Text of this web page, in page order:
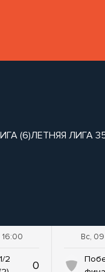
(6)ЛЕТНЯЯ ЛИГА
16:00
2
0
Вс, 09